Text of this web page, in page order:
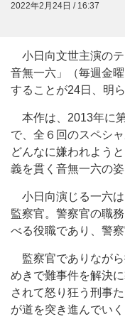
2022年2月24日 / 16:37
小日向文世主演のテ
音無一六」（毎週金
することが24日、明
本作は、2013年に
で、全６回のスペシ
どんなに嫌われよう
義を貫く音無一六の姿
小日向演じる一六は
監察官。警察官の職
べる役職であり、警
監察官でありながら
めきで難事件を解決
されて怒り狂う刑事
が道を突き進んでいく